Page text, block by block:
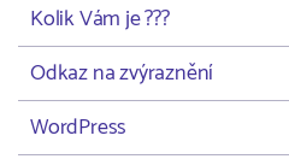
Kolik Vám je ???
Odkaz na zvýraznění
WordPress